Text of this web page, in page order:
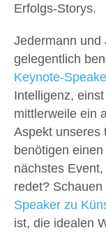
Erfolgs-Storys.
Jedermann und
gelegentlich
Keynote-
Intelligenz,
mittlerweile ein
Aspekt unseres
benötigen
nächstes
redet?
Speaker zu
ist, die idealen